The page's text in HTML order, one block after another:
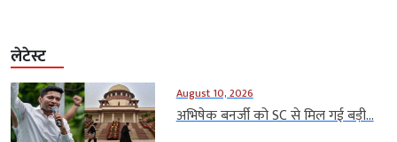
लेटेस्ट
August 10, 2026
अभिषेक बनर्जी को SC से मिल गई बड़ी...